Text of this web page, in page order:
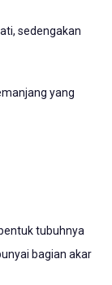
sedengakan
yang
tubuhnya
bagian akar